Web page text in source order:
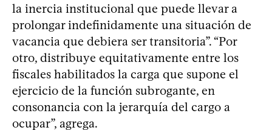
la inercia institucional que puede llevar a
prolongar indefinidamente una situación de
vacancia que debiera ser transitoria”. “Por
otro, distribuye equitativamente entre los
fiscales habilitados la carga que supone el
ejercicio de la función subrogante, en
consonancia con la jerarquía del cargo a
ocupar”, agrega.